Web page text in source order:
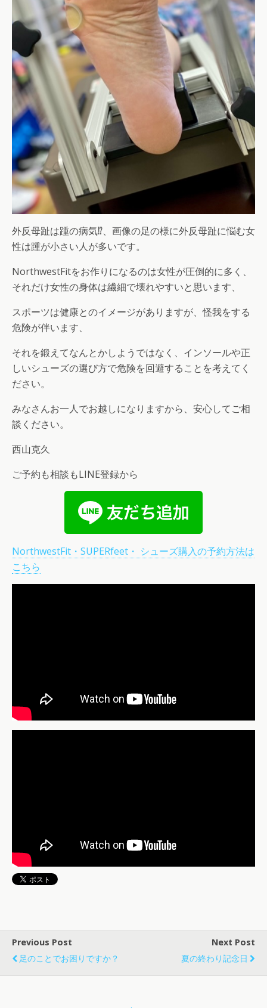
外反母趾は踵の病気⁉︎、画像の足の様に外反母趾に悩む女
性は踵が小さい人が多いです。
NorthwestFitをお作りになるのは女性が圧倒的に多く、
それだけ女性の身体は繊細で壊れやすいと思います、
スポーツは健康とのイメージがありますが、怪我をする
危険が伴います、
それを鍛えてなんとかしようではなく、インソールや正
しいシューズの選び方で危険を回避することを考えてく
ださい。
みなさんお一人でお越しになりますから、安心してご相
談ください。
西山克久
ご予約も相談もLINE登録から
NorthwestFit・SUPERfeet・ シューズ購入の予約方法は
こちら
Previous Post
足のことでお困りですか？
Next Post
夏の終わり記念日